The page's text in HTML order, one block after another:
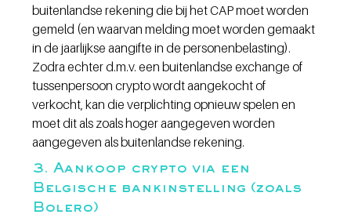
buitenlandse rekening die bij het CAP moet worden
gemeld (en waarvan melding moet worden gemaakt
in de jaarlijkse aangifte in de personenbelasting).
Zodra echter d.m.v. een buitenlandse exchange of
tussenpersoon crypto wordt aangekocht of
verkocht, kan die verplichting opnieuw spelen en
moet dit als zoals hoger aangegeven worden
aangegeven als buitenlandse rekening.
3. Aankoop crypto via een
Belgische bankinstelling (zoals
Bolero)